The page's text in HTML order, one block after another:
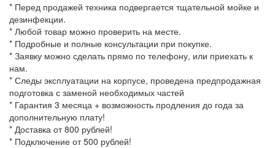
* Перед продажей техника подвергается тщательной мойке и
дезинфекции.
* Любой товар можно проверить на месте.
* Подробные и полные консультации при покупке.
* Заявку можно сделать прямо по телефону, или приехать к
нам.
* Следы эксплуатации на корпусе, проведена предпродажная
подготовка с заменой необходимых частей
* Гарантия 3 месяца + возможность продления до года за
дополнительную плату!
* Доставка от 800 рублей!
* Подключение от 500 рублей!